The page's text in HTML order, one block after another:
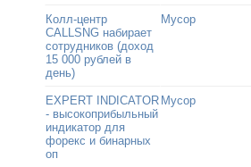
Колл-центр
CALLSNG набирает
сотрудников (доход
15 000 рублей в
день)
Мусор
EXPERT INDICATOR
- высокоприбыльный
индикатор для
форекс и бинарных
оп
Мусор